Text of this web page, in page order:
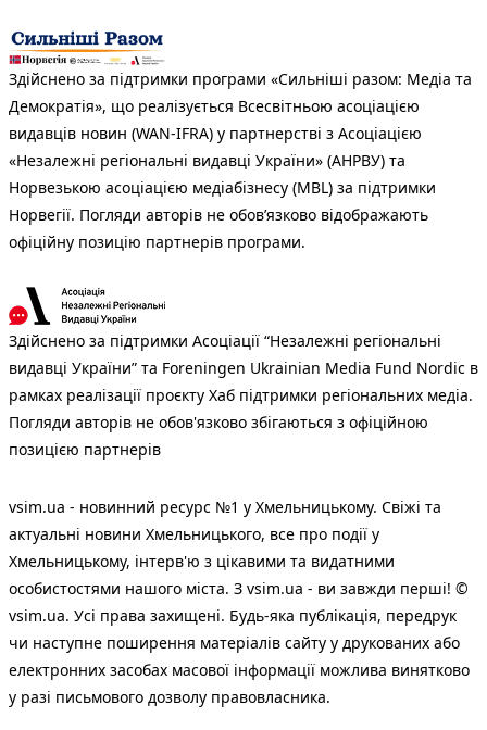
Здійснено за підтримки програми «Сильніші разом: Медіа та
Демократія», що реалізується Всесвітньою асоціацією
видавців новин (WAN-IFRA) у партнерстві з Асоціацією
«Незалежні регіональні видавці України» (АНРВУ) та
Норвезькою асоціацією медіабізнесу (MBL) за підтримки
Норвегії. Погляди авторів не обов’язково відображають
офіційну позицію партнерів програми.
Здійснено за підтримки Асоціації “Незалежні регіональні
видавці України” та Foreningen Ukrainian Media Fund Nordic в
рамках реалізації проєкту Хаб підтримки регіональних медіа.
Погляди авторів не обов'язково збігаються з офіційною
позицією партнерів
vsim.ua - новинний ресурс №1 у Хмельницькому. Свіжі та
актуальні новини Хмельницького, все про події у
Хмельницькому, інтерв'ю з цікавими та видатними
особистостями нашого міста. З vsim.ua - ви завжди перші! ©
vsim.ua. Усі права захищені. Будь-яка публiкацiя, передрук
чи наступне поширення матеріалів сайту у друкованих або
електронних засобах масової інформації можлива винятково
у разі письмового дозволу правовласника.